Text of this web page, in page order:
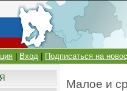
Вход Подписаться на
Малое и